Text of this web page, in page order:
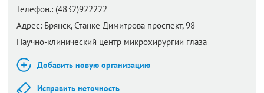
Телефон.: (4832)922222
Адрес: Брянск,Станке Димитрова проспект, 98
Научно-клинический центр микрохирургии глаза
Добавить новую организацию
Исправить неточность